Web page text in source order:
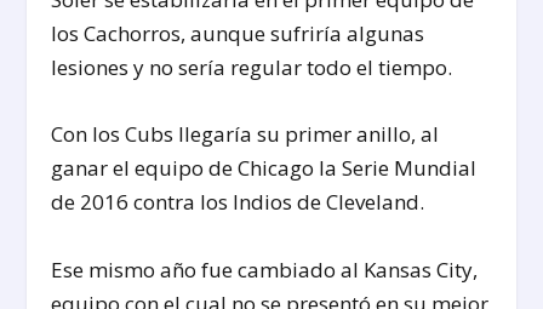
los Cachorros, aunque sufriría algunas
lesiones y no sería regular todo el tiempo.
Con los Cubs llegaría su primer anillo, al
ganar el equipo de Chicago la Serie Mundial
de 2016 contra los Indios de Cleveland.
Ese mismo año fue cambiado al Kansas City,
equipo con el cual no se presentó en su mejor